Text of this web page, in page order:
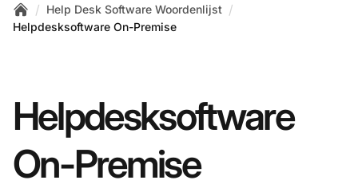
Home
/ Help Desk Software Woordenlijst /
Helpdesksoftware On-Premise
Helpdesksoftware
On-Premise